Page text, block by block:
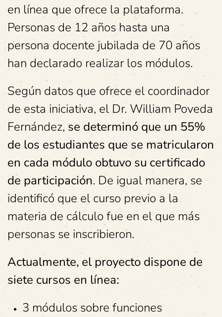
en línea que ofrece la plataforma.
Personas de 12 años hasta una
persona docente jubilada de 70 años
han declarado realizar los módulos.
Según datos que ofrece el coordinador
de esta iniciativa, el Dr. William Poveda
Fernández, se determinó que un 55%
de los estudiantes que se matricularon
en cada módulo obtuvo su certificado
de participación. De igual manera, se
identificó que el curso previo a la
materia de cálculo fue en el que más
personas se inscribieron.
Actualmente, el proyecto dispone de
siete cursos en línea:
3 módulos sobre funciones